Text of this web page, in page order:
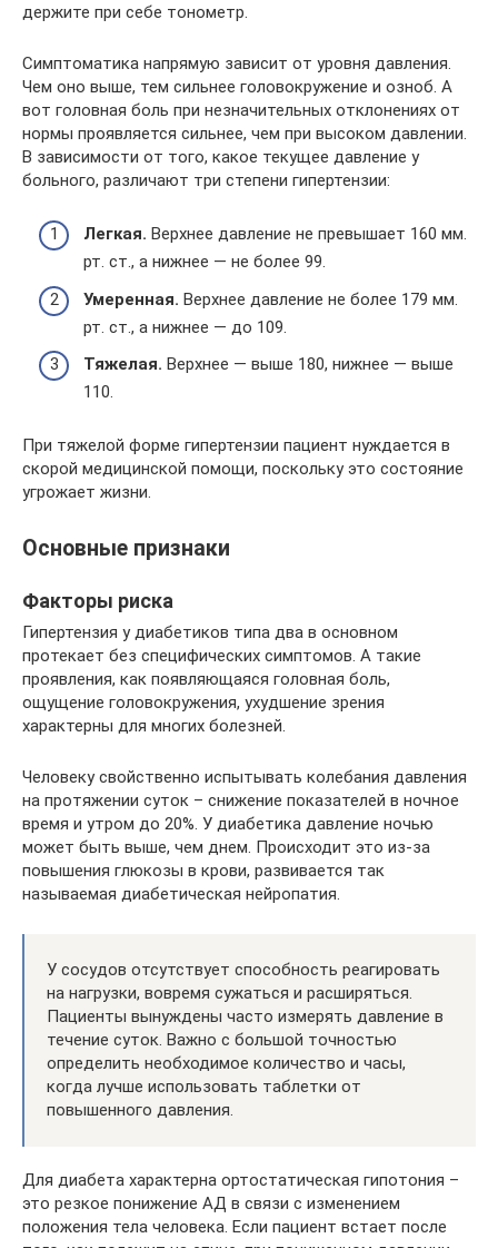
держите при себе тонометр.
Симптоматика напрямую зависит от уровня давления.
Чем оно выше, тем сильнее головокружение и озноб. А
вот головная боль при незначительных отклонениях от
нормы проявляется сильнее, чем при высоком давлении.
В зависимости от того, какое текущее давление у
больного, различают три степени гипертензии:
Легкая. Верхнее давление не превышает 160 мм.
рт. ст., а нижнее — не более 99.
Умеренная. Верхнее давление не более 179 мм.
рт. ст., а нижнее — до 109.
Тяжелая. Верхнее — выше 180, нижнее — выше
110.
При тяжелой форме гипертензии пациент нуждается в
скорой медицинской помощи, поскольку это состояние
угрожает жизни.
Основные признаки
Факторы риска
Гипертензия у диабетиков типа два в основном
протекает без специфических симптомов. А такие
проявления, как появляющаяся головная боль,
ощущение головокружения, ухудшение зрения
характерны для многих болезней.
Человеку свойственно испытывать колебания давления
на протяжении суток – снижение показателей в ночное
время и утром до 20%. У диабетика давление ночью
может быть выше, чем днем. Происходит это из-за
повышения глюкозы в крови, развивается так
называемая диабетическая нейропатия.
У сосудов отсутствует способность реагировать
на нагрузки, вовремя сужаться и расширяться.
Пациенты вынуждены часто измерять давление в
течение суток. Важно с большой точностью
определить необходимое количество и часы,
когда лучше использовать таблетки от
повышенного давления.
Для диабета характерна ортостатическая гипотония –
это резкое понижение АД в связи с изменением
положения тела человека. Если пациент встает после